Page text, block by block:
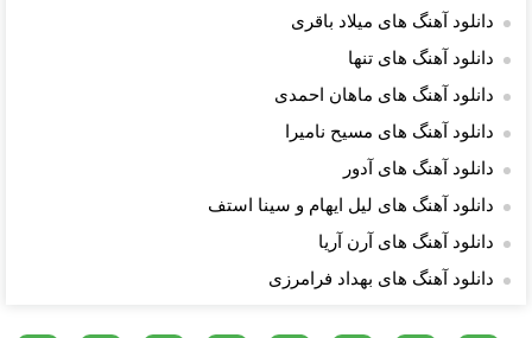
دانلود آهنگ های میلاد باقری
دانلود آهنگ های تنها
دانلود آهنگ های ماهان احمدی
دانلود آهنگ های مسیح نامیرا
دانلود آهنگ های آدور
دانلود آهنگ های لیل ایهام و سینا استف
دانلود آهنگ های آرن آریا
دانلود آهنگ های بهداد فرامرزى